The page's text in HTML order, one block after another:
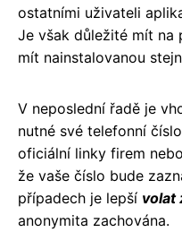
ostatními uživateli
Je však důležité mít na
mít nainstalovanou
V neposlední řadě je
nutné své telefonní
oficiální linky firem
že vaše číslo bude
případech je lepší volat
anonymita zachována.